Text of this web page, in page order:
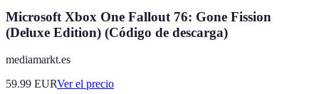
Microsoft Xbox One Fallout 76: Gone Fission
(Deluxe Edition) (Código de descarga)
mediamarkt.es
59.99 EURVer el precio